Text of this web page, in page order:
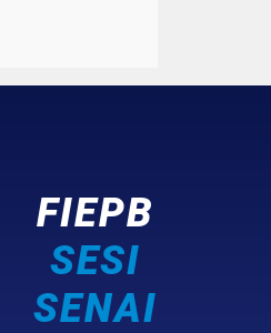
FIEPB
SESI
SENAI